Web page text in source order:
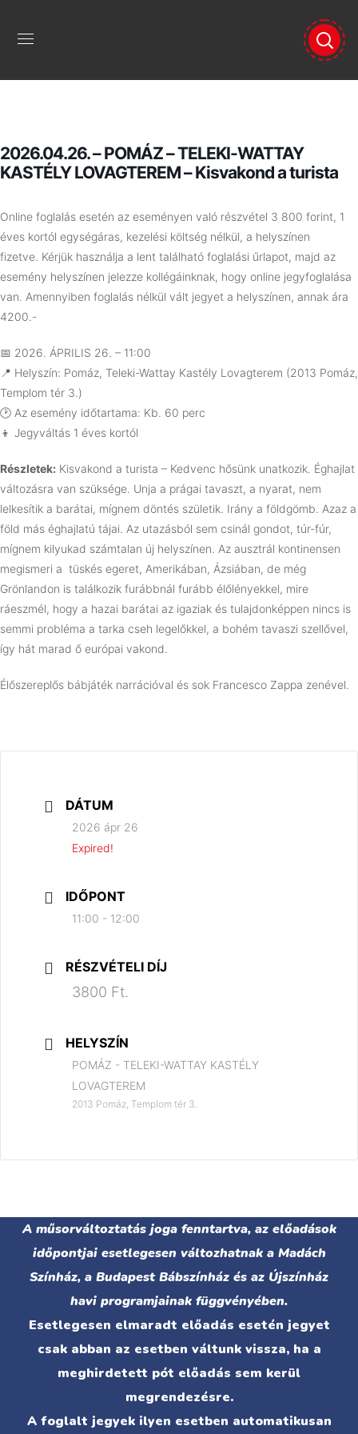
2026.04.26. – POMÁZ – TELEKI-WATTAY
KASTÉLY LOVAGTEREM – Kisvakond a turista
Online foglalás esetén az eseményen való részvétel 3 800 forint, 1
éves kortól egységáras, kezelési költség nélkül, a helyszínen
fizetve. Kérjük használja a lent található foglalási űrlapot, majd az
esemény helyszínen jelezze kollégáinknak, hogy online jegyfoglalása
van. Amennyiben foglalás nélkül vált jegyet a helyszínen, annak ára
4200.-
📅 2026. ÁPRILIS 26. – 11:00
📍 Helyszín: Pomáz, Teleki-Wattay Kastély Lovagterem (2013 Pomáz,
Templom tér 3.)
🕑 Az esemény időtartama: Kb. 60 perc
👦 Jegyváltás 1 éves kortól
Részletek: Kisvakond a turista – Kedvenc hősünk unatkozik. Éghajlat
változásra van szüksége. Unja a prágai tavaszt, a nyarat, nem
lelkesítik a barátai, mígnem döntés születik. Irány a földgömb. Azaz a
föld más éghajlatú tájai. Az utazásból sem csinál gondot, túr-fúr,
mígnem kilyukad számtalan új helyszínen. Az ausztrál kontinensen
megismeri a tüskés egeret, Amerikában, Ázsiában, de még
Grönlandon is találkozik furábbnál furább élőlényekkel, mire
ráeszmél, hogy a hazai barátai az igaziak és tulajdonképpen nincs is
semmi probléma a tarka cseh legelőkkel, a bohém tavaszi szellővel,
így hát marad ő európai vakond.
Élőszereplős bábjáték narrációval és sok Francesco Zappa zenével.
DÁTUM
2026 ápr 26
Expired!
IDŐPONT
11:00 - 12:00
RÉSZVÉTELI DÍJ
3800 Ft.
HELYSZÍN
POMÁZ - TELEKI-WATTAY KASTÉLY
LOVAGTEREM
2013 Pomáz, Templom tér 3.
A műsorváltoztatás joga fenntartva, az előadások
időpontjai esetlegesen változhatnak a Madách
Színház, a Budapest Bábszínház és az Újszínház
havi programjainak függvényében.
Esetlegesen elmaradt előadás esetén jegyet
csak abban az esetben váltunk vissza, ha a
meghirdetett pót előadás sem kerül
megrendezésre.
A foglalt jegyek ilyen esetben automatikusan